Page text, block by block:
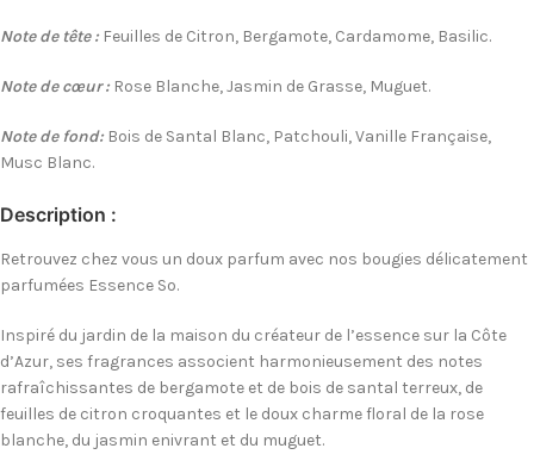
Note de tête : Feuilles de Citron, Bergamote, Cardamome, Basilic.
Note de cœur : Rose Blanche, Jasmin de Grasse, Muguet.
Note de fond: Bois de Santal Blanc, Patchouli, Vanille Française,
Musc Blanc.
Description :
Retrouvez chez vous un doux parfum avec nos bougies délicatement
parfumées Essence So.
Inspiré du jardin de la maison du créateur de l’essence sur la Côte
d’Azur, ses fragrances associent harmonieusement des notes
rafraîchissantes de bergamote et de bois de santal terreux, de
feuilles de citron croquantes et le doux charme floral de la rose
blanche, du jasmin enivrant et du muguet.